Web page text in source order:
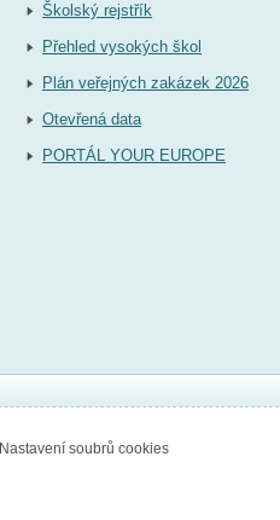
Školský rejstřík
Přehled vysokých škol
Plán veřejných zakázek 2026
Otevřená data
PORTÁL YOUR EUROPE
Nastavení soubrů cookies